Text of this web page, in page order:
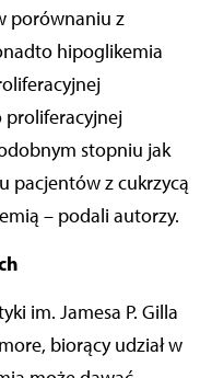
porównaniu z
hipoglikemia
proliferacyjnej
stopniu jak
pacjentów z cukrzycą
– podali autorzy.
im. Jamesa P. Gilla
biorący udział w